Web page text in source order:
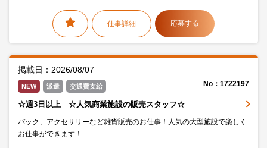
仕事詳細 応募する
掲載日：2026/08/07
NEW 派遣 交通費支給 No：1722197
☆週3日以上 ☆人気商業施設の販売スタッフ☆
バック、アクセサリーなど雑貨販売のお仕事！人気の大型施設で楽しく
お仕事ができます！